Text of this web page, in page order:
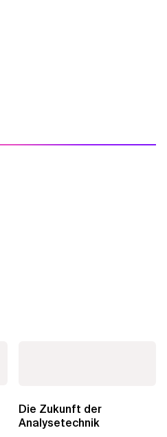
Die Zukunft der
Analysetechnik